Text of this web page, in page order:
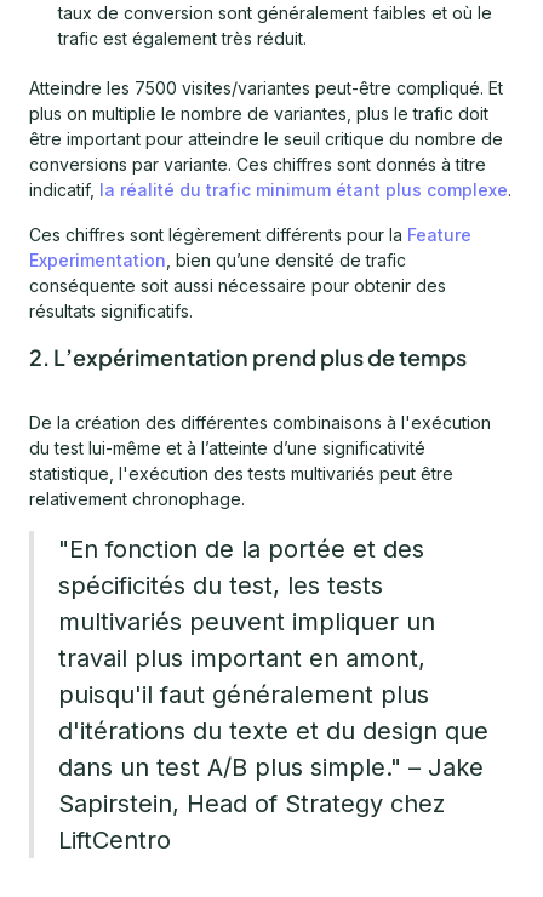
taux de conversion sont généralement faibles et où le
trafic est également très réduit.
Atteindre les 7500 visites/variantes peut-être compliqué. Et
plus on multiplie le nombre de variantes, plus le trafic doit
être important pour atteindre le seuil critique du nombre de
conversions par variante. Ces chiffres sont donnés à titre
indicatif, la réalité du trafic minimum étant plus complexe.
Ces chiffres sont légèrement différents pour la Feature
Experimentation , bien qu’une densité de trafic
conséquente soit aussi nécessaire pour obtenir des
résultats significatifs.
2. L’expérimentation prend plus de temps
De la création des différentes combinaisons à l'exécution
du test lui-même et à l’atteinte d’une significativité
statistique, l'exécution des tests multivariés peut être
relativement chronophage.
"En fonction de la portée et des
spécificités du test, les tests
multivariés peuvent impliquer un
travail plus important en amont,
puisqu'il faut généralement plus
d'itérations du texte et du design que
dans un test A/B plus simple." – Jake
Sapirstein, Head of Strategy chez
LiftCentro